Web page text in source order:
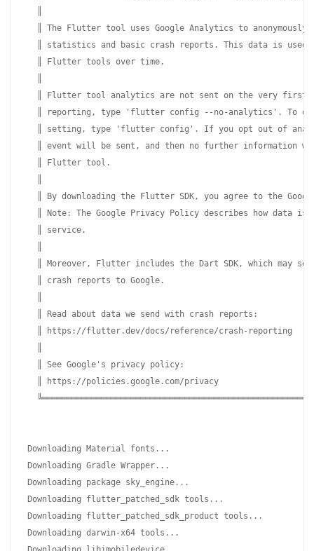
║ The Flutter tool uses Google Analytics to anonymously
║ statistics and basic crash reports. This data is used
║ Flutter tools over time.
║ Flutter tool analytics are not sent on the very first
║ reporting, type 'flutter config --no-analytics'. To
║ setting, type 'flutter config'. If you opt out of
║ event will be sent, and then no further information
║ Flutter tool.
║ By downloading the Flutter SDK, you agree to the
║ Note: The Google Privacy Policy describes how data is
║ service.
║ Moreover, Flutter includes the Dart SDK, which may
║ crash reports to Google.
║ Read about data we send with crash reports:
║ https://flutter.dev/docs/reference/crash-reporting
║ See Google's privacy policy:
║ https://policies.google.com/privacy
Downloading Material fonts...
Downloading Gradle Wrapper...
Downloading package sky_engine...
Downloading flutter_patched_sdk tools...
Downloading flutter_patched_sdk_product tools...
Downloading darwin-x64 tools...